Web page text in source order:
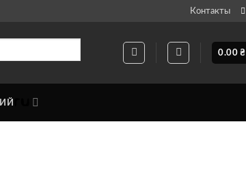
Контакты
0.00₴